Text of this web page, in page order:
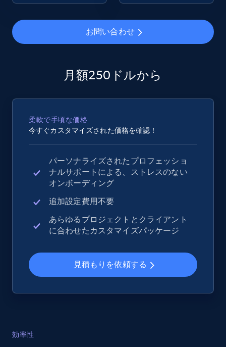
2.4K+ 202+ 今すぐ始める
Google Shopping - collects products from
web using keywords
URL, Product id, Title, Product description,
more.
Home Depot US
URL, Domain, Country code, Model number,
Sku, Product id, Product name, Manufacturer,
and more.
355+ 今すぐ始める
お問い合わせ
月額250ドルから
柔軟で手頃な価格
今すぐカスタマイズされた価格を確認！
パーソナライズされたプロフェッショ
ナルサポートによる、ストレスのない
オンボーディング
追加設定費用不要
あらゆるプロジェクトとクライアント
に合わせたカスタマイズパッケージ
見積もりを依頼する
効率性